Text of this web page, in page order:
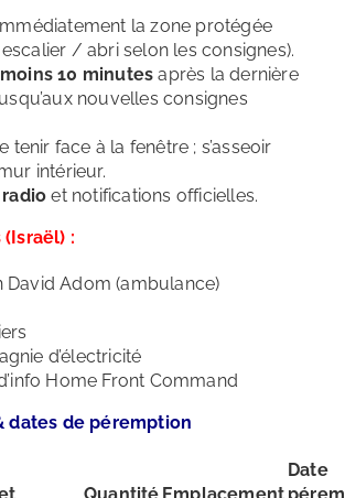
la zone protégée
/ abri selon les consignes).
10 minutes après la dernière
nouvelles consignes
tenir face à la fenêtre ; s’asseoir
intérieur.
radio et notifications officielles.
:
David Adom (ambulance)
d’électricité
Home Front Command
dates de péremption
Quantité Emplacement
Date